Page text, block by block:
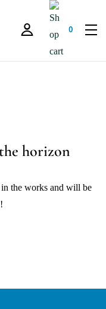
0
horizon
the works and will be